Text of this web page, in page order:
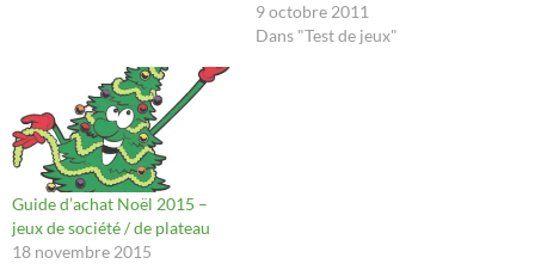
9 octobre 2011
Dans "Test de jeux"
Guide d’achat Noël 2015 –
jeux de société / de plateau
18 novembre 2015